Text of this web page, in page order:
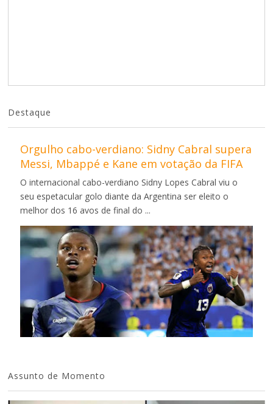
Destaque
Orgulho cabo-verdiano: Sidny Cabral supera
Messi, Mbappé e Kane em votação da FIFA
O internacional cabo-verdiano Sidny Lopes Cabral viu o
seu espetacular golo diante da Argentina ser eleito o
melhor dos 16 avos de final do ...
Assunto de Momento